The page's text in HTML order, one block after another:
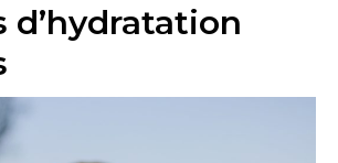
d’hydratation